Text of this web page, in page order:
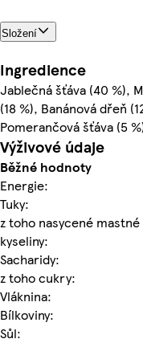
Složení
Ingredience
Jablečná šťáva (40 %),
(18 %), Banánová dřeň
Pomerančová šťáva (5
Výživové údaje
Běžné hodnoty
Energie:
Tuky:
z toho nasycené mastné
kyseliny:
Sacharidy:
z toho cukry:
Vláknina:
Bílkoviny:
Sůl: